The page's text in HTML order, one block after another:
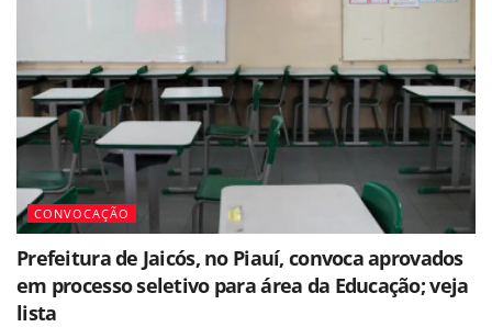
CONVOCAÇÃO
Prefeitura de Jaicós, no Piauí, convoca aprovados
em processo seletivo para área da Educação; veja
lista